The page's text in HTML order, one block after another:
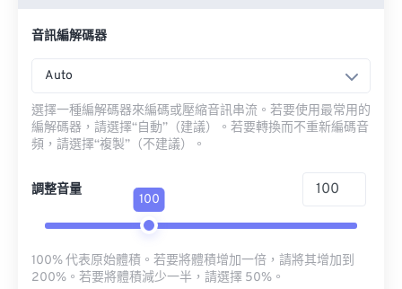
音訊編解碼器
Auto
選擇一種編解碼器來編碼或壓縮音訊串流。若要使用最常用的
編解碼器，請選擇“自動”（建議）。若要轉換而不重新編碼音
頻，請選擇“複製”（不建議）。
調整音量
100
100% 代表原始體積。若要將體積增加一倍，請將其增加到
200%。若要將體積減少一半，請選擇 50%。